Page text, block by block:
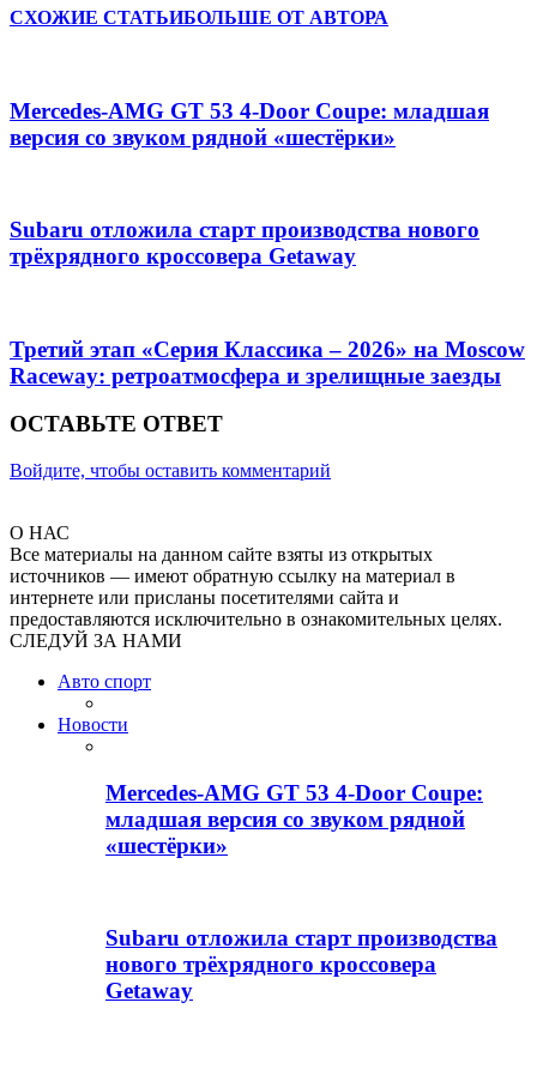
СХОЖИЕ СТАТЬИБОЛЬШЕ ОТ АВТОРА
Mercedes-AMG GT 53 4-Door Coupe: младшая
версия со звуком рядной «шестёрки»
Subaru отложила старт производства нового
трёхрядного кроссовера Getaway
Третий этап «Серия Классика – 2026» на Moscow
Raceway: ретроатмосфера и зрелищные заезды
ОСТАВЬТЕ ОТВЕТ
Войдите, чтобы оставить комментарий
О НАС
Все материалы на данном сайте взяты из открытых
источников — имеют обратную ссылку на материал в
интернете или присланы посетителями сайта и
предоставляются исключительно в ознакомительных целях.
СЛЕДУЙ ЗА НАМИ
Авто спорт
Новости
Mercedes-AMG GT 53 4-Door Coupe:
младшая версия со звуком рядной
«шестёрки»
Subaru отложила старт производства
нового трёхрядного кроссовера
Getaway